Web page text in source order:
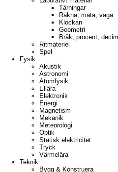
Tärningar
Räkna, mäta, väga
Klockan
Geometri
Bråk, procent,
Ritmateriel
Spel
Fysik
Akustik
Astronomi
Atomfysik
Ellära
Elektronik
Energi
Magnetism
Mekanik
Meteorologi
Optik
Statisk elektricitet
Tryck
Värmelära
Teknik
Bygg & Konstruera